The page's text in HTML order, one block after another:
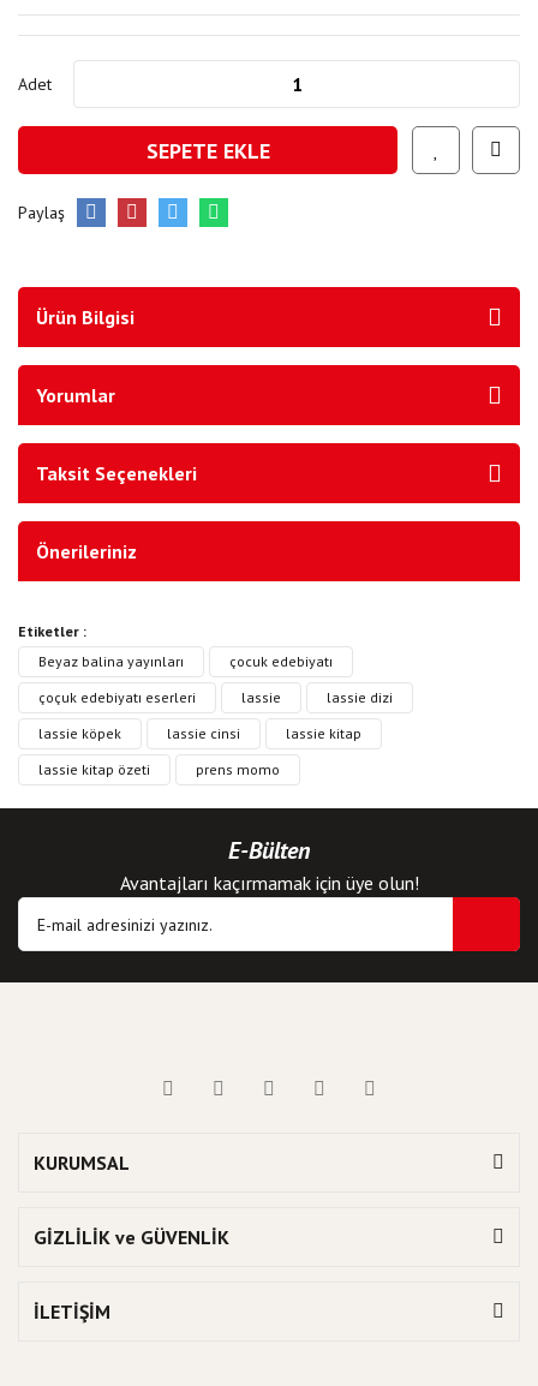
Adet
SEPETE EKLE
Paylaş
Ürün Bilgisi
Yorumlar
Taksit Seçenekleri
Önerileriniz
Etiketler :
Beyaz balina yayınları
çocuk edebiyatı
çoçuk edebiyatı eserleri
lassie
lassie dizi
lassie köpek
lassie cinsi
lassie kitap
lassie kitap özeti
prens momo
E-Bülten
Avantajları kaçırmamak için üye olun!
KURUMSAL
GİZLİLİK ve GÜVENLİK
İLETİŞİM